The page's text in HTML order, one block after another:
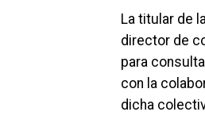
La titular de
director de
para
con la
dicha